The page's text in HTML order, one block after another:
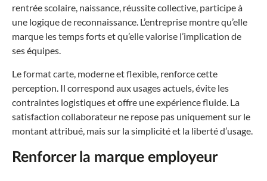
rentrée scolaire, naissance, réussite collective, participe à
une logique de reconnaissance. L’entreprise montre qu’elle
marque les temps forts et qu’elle valorise l’implication de
ses équipes.
Le format carte, moderne et flexible, renforce cette
perception. Il correspond aux usages actuels, évite les
contraintes logistiques et offre une expérience fluide. La
satisfaction collaborateur ne repose pas uniquement sur le
montant attribué, mais sur la simplicité et la liberté d’usage.
Renforcer la marque employeur